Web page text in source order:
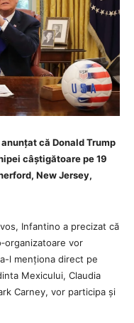
că Donald Trump
câștigătoare pe 19
New Jersey,
Infantino a precizat că
vor
l menționa direct pe
Mexicului, Claudia
Carney, vor participa și